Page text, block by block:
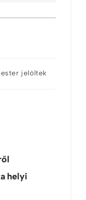
jelöltek
helyi